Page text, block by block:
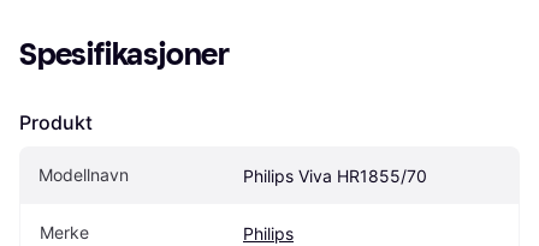
Spesifikasjoner
Produkt
Modellnavn Philips Viva HR1855/70
Merke Philips